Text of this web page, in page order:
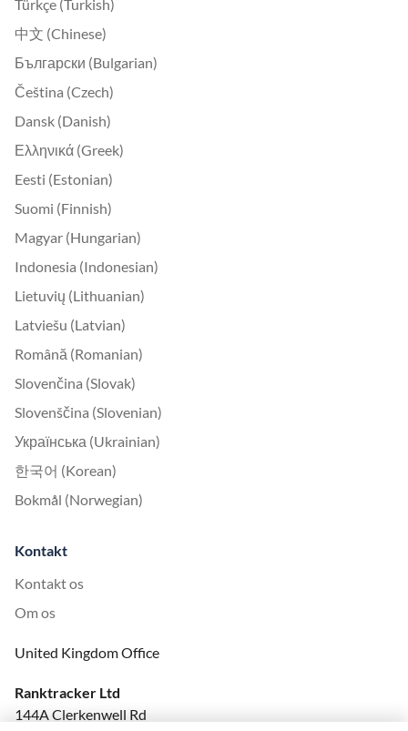
Türkçe (Turkish)
中文 (Chinese)
Български (Bulgarian)
Čeština (Czech)
Dansk (Danish)
Ελληνικά (Greek)
Eesti (Estonian)
Suomi (Finnish)
Magyar (Hungarian)
Indonesia (Indonesian)
Lietuvių (Lithuanian)
Latviešu (Latvian)
Română (Romanian)
Slovenčina (Slovak)
Slovenščina (Slovenian)
Українська (Ukrainian)
한국어 (Korean)
Bokmål (Norwegian)
Kontakt
Kontakt os
Om os
United Kingdom Office
Ranktracker Ltd
144A Clerkenwell Rd